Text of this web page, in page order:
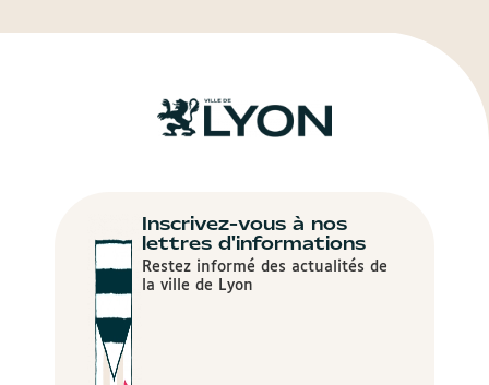
Inscrivez-vous à nos
lettres d'informations
Restez informé des actualités de
la ville de Lyon